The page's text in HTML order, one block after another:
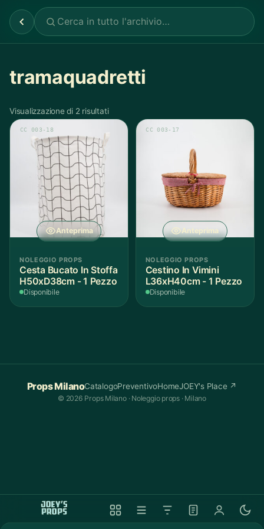
tramaquadretti
Visualizzazione di 2 risultati
Anteprima
CC 003-18
NOLEGGIO PROPS
Cesta Bucato In Stoffa
H50xD38cm - 1 Pezzo
Disponibile
Anteprima
CC 003-17
NOLEGGIO PROPS
Cestino In Vimini
L36xH40cm - 1 Pezzo
Disponibile
Props MilanoCatalogoPreventivoHomeJOEY's Place ↗
© 2026 Props Milano · Noleggio props · Milano